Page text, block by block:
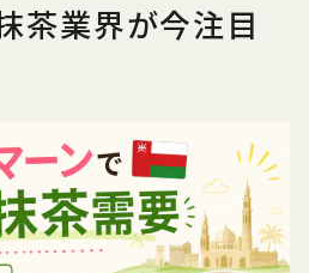
茶業界が今注目